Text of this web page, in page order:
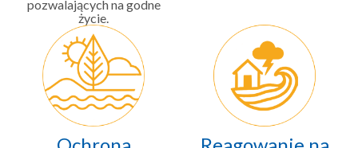
pozwalających na godne
życie.